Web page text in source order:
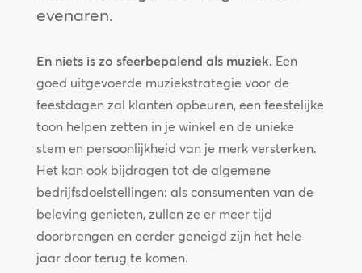
evenaren.
En niets is zo sfeerbepalend als muziek.Een
goed uitgevoerde muziekstrategie voor de
feestdagen zal klanten opbeuren, een feestelijke
toon helpen zetten in je winkel en de unieke
stem en persoonlijkheid van je merk versterken.
Het kan ook bijdragen tot de algemene
bedrijfsdoelstellingen: als consumenten van de
beleving genieten, zullen ze er meer tijd
doorbrengen en eerder geneigd zijn het hele
jaar door terug te komen.